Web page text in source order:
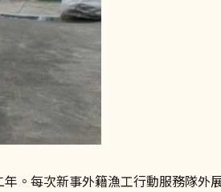
。每次新事外籍漁工行動服務隊外